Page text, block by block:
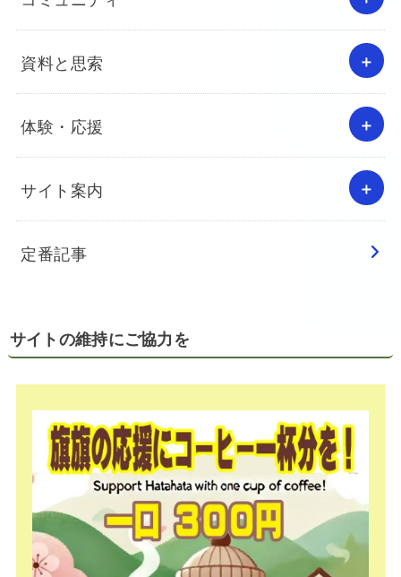
資料と思索
体験・応援
サイト案内
定番記事
サイトの維持にご協力を